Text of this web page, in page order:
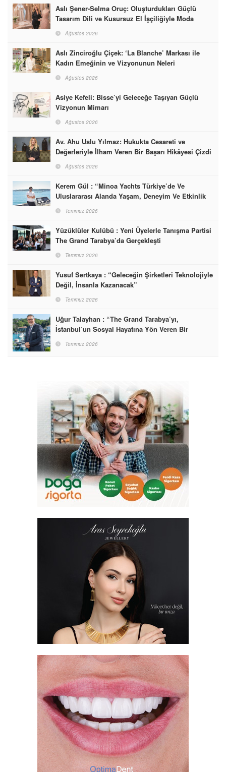
Aslı Şener-Selma Oruç: Oluşturdukları Güçlü
Tasarım Dili ve Kusursuz El İşçiliğiyle Moda
Dünyasına İmzalarını Attılar
Ağustos 2026
Aslı Zinciroğlu Çiçek: ‘La Blanche’ Markası ile
Kadın Emeğinin ve Vizyonunun Neleri
Başarabileceğinin En Güzel Örneğini Sunuyor
Ağustos 2026
Asiye Kefeli: Bisse’yi Geleceğe Taşıyan Güçlü
Vizyonun Mimarı
Ağustos 2026
Av. Ahu Uslu Yılmaz: Hukukta Cesareti ve
Değerleriyle İlham Veren Bir Başarı Hikâyesi Çizdi
Ağustos 2026
Kerem Gül : “Minoa Yachts Türkiye’de Ve
Uluslararası Alanda Yaşam, Deneyim Ve Etkinlik
Markası Olacak”
Temmuz 2026
Yüzüklüler Kulübü : Yeni Üyelerle Tanışma Partisi
The Grand Tarabya’da Gerçekleşti
Temmuz 2026
Yusuf Sertkaya : “Geleceğin Şirketleri Teknolojiyle
Değil, İnsanla Kazanacak”
Temmuz 2026
Uğur Talayhan : “The Grand Tarabya’yı,
İstanbul’un Sosyal Hayatına Yön Veren Bir
Destinasyon Haline Getirmeyi Hedefliyorum”
Temmuz 2026